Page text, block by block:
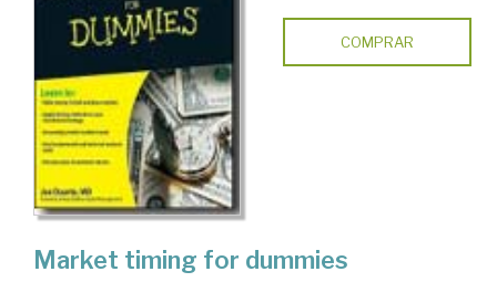
COMPRAR
Market timing for dummies